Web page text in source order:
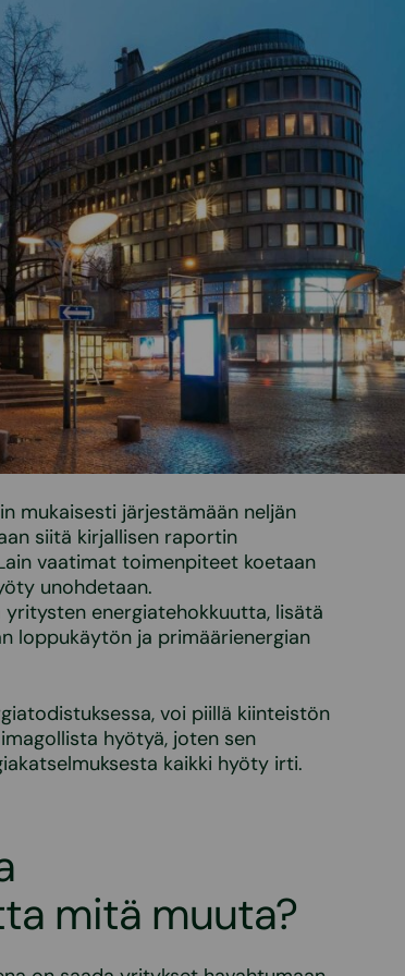
mukaisesti järjestämään neljän
siitä kirjallisen raportin
vaatimat toimenpiteet koetaan
unohdetaan.
energiatehokkuutta, lisätä
loppukäytön ja primäärienergian
voi piillä kiinteistön
hyötyä, joten sen
kaikki hyöty irti.
mitä muuta?